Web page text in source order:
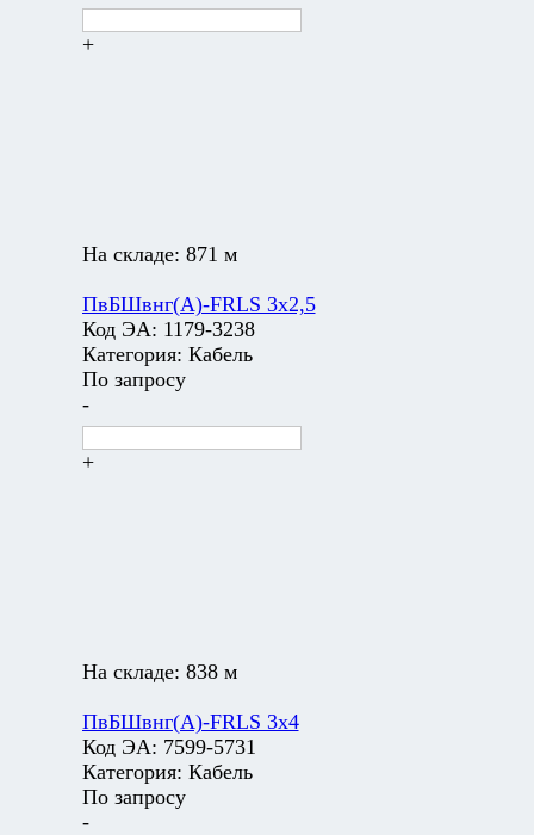
+
На складе: 871 м
ПвБШвнг(А)-FRLS 3х2,5
Код ЭА: 1179-3238
Категория: Кабель
По запросу
-
+
На складе: 838 м
ПвБШвнг(А)-FRLS 3х4
Код ЭА: 7599-5731
Категория: Кабель
По запросу
-